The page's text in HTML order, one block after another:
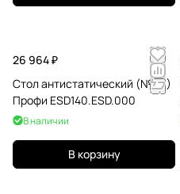
26 964 ₽
Стол антистатический (№141)
Профи ESD140.ESD.000
В наличии
В корзину